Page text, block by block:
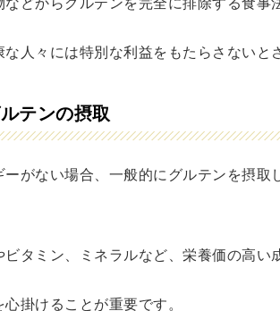
人々には特別な利益をもたらさないと
テンの摂取
がない場合、一般的にグルテンを摂取
タミン、ミネラルなど、栄養価の高い
掛けることが重要です。